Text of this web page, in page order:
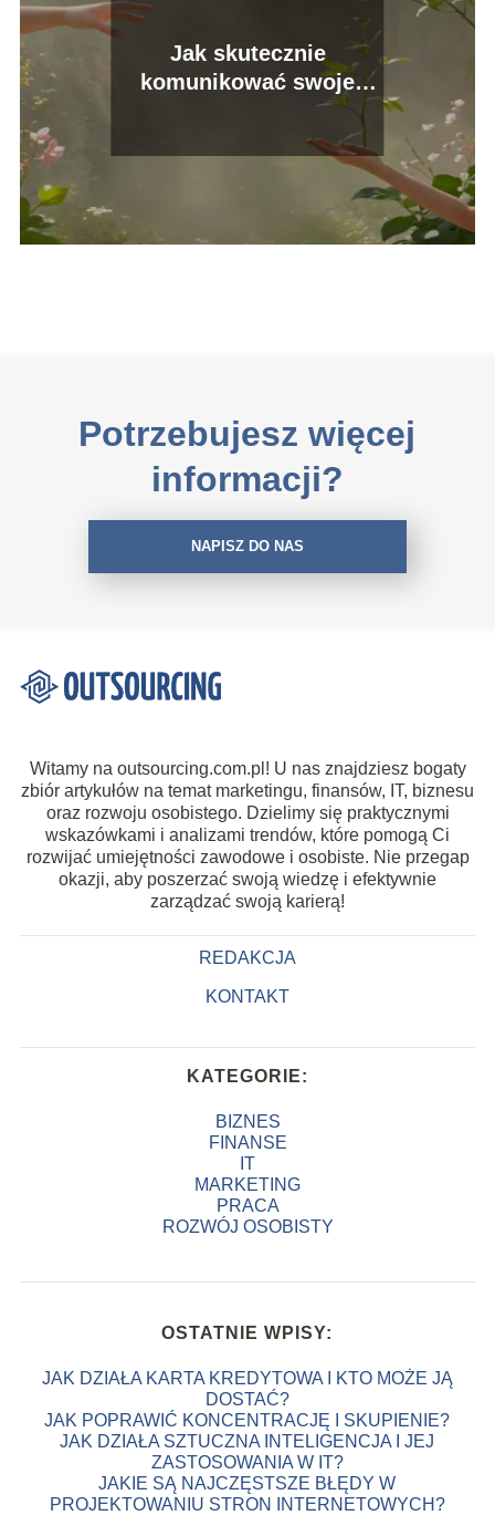
Jak skutecznie
komunikować swoje
Potrzebujesz więcej
informacji?
NAPISZ DO NAS
Witamy na outsourcing.com.pl! U nas znajdziesz bogaty
zbiór artykułów na temat marketingu, finansów, IT, biznesu
oraz rozwoju osobistego. Dzielimy się praktycznymi
wskazówkami i analizami trendów, które pomogą Ci
rozwijać umiejętności zawodowe i osobiste. Nie przegap
okazji, aby poszerzać swoją wiedzę i efektywnie
zarządzać swoją karierą!
REDAKCJA
KONTAKT
KATEGORIE:
BIZNES
FINANSE
IT
MARKETING
PRACA
ROZWÓJ OSOBISTY
OSTATNIE WPISY:
JAK DZIAŁA KARTA KREDYTOWA I KTO MOŻE JĄ
DOSTAĆ?
JAK POPRAWIĆ KONCENTRACJĘ I SKUPIENIE?
JAK DZIAŁA SZTUCZNA INTELIGENCJA I JEJ
ZASTOSOWANIA W IT?
JAKIE SĄ NAJCZĘSTSZE BŁĘDY W
PROJEKTOWANIU STRON INTERNETOWYCH?